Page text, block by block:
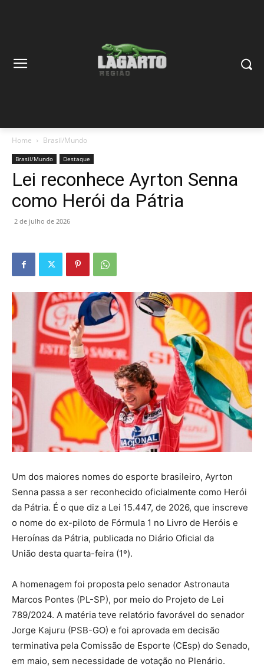
Home Brasil/Mundo
Brasil/Mundo Destaque
Lei reconhece Ayrton Senna
como Herói da Pátria
2 de julho de 2026
Um dos maiores nomes do esporte brasileiro, Ayrton
Senna passa a ser reconhecido oficialmente como Herói
da Pátria. É o que diz a Lei 15.447, de 2026, que inscreve
o nome do ex-piloto de Fórmula 1 no Livro de Heróis e
Heroínas da Pátria, publicada no Diário Oficial da
União desta quarta-feira (1º).
A homenagem foi proposta pelo senador Astronauta
Marcos Pontes (PL-SP), por meio do Projeto de Lei
789/2024. A matéria teve relatório favorável do senador
Jorge Kajuru (PSB-GO) e foi aprovada em decisão
terminativa pela Comissão de Esporte (CEsp) do Senado,
em maio, sem necessidade de votação no Plenário.